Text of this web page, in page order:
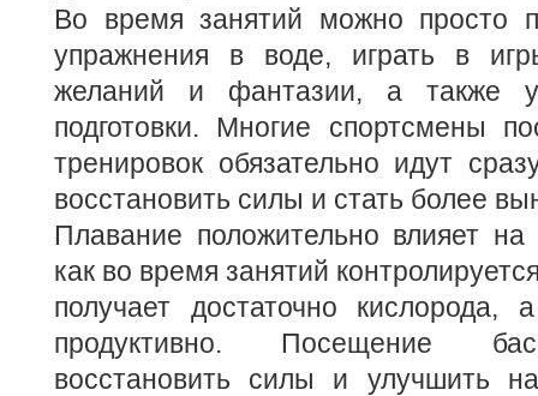
Во время занятий можно просто
упражнения в воде, играть в
желаний и фантазии, а также
подготовки. Многие спортсмены
тренировок обязательно идут
восстановить силы и стать более
Плавание положительно влияет на
как во время занятий
получает достаточно
продуктивно. Посещение
восстановить силы и улучшить